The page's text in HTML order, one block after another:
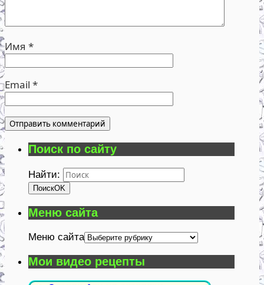
Имя *
Email *
Поиск по сайту
Найти:
ПоискOK
Меню сайта
Меню сайта
Мои видео рецепты